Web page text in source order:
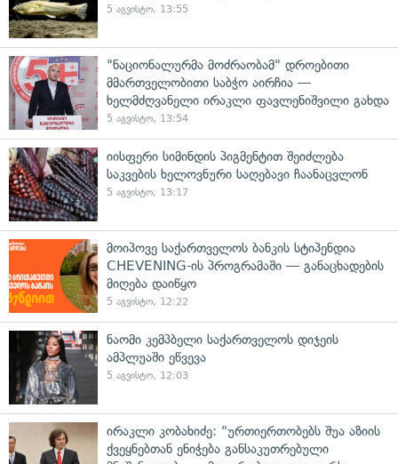
5 აგვისტო, 13:55
"ნაციონალურმა მოძრაობამ" დროებითი
მმართველობითი საბჭო აირჩია —
ხელმძღვანელი ირაკლი ფავლენიშვილი გახდა
5 აგვისტო, 13:54
იისფერი სიმინდის პიგმენტით შეიძლება
საკვების ხელოვნური საღებავი ჩაანაცვლონ
5 აგვისტო, 13:17
მოიპოვე საქართველოს ბანკის სტიპენდია
CHEVENING-ის პროგრამაში — განაცხადების
მიღება დაიწყო
5 აგვისტო, 12:22
ნაომი კემპბელი საქართველოს დიჯეის
ამპლუაში ეწვევა
5 აგვისტო, 12:03
ირაკლი კობახიძე: "ურთიერთობებს შუა აზიის
ქვეყნებთან ენიჭება განსაკუთრებული